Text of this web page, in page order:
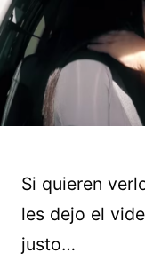
Si quieren
les dejo el
justo…